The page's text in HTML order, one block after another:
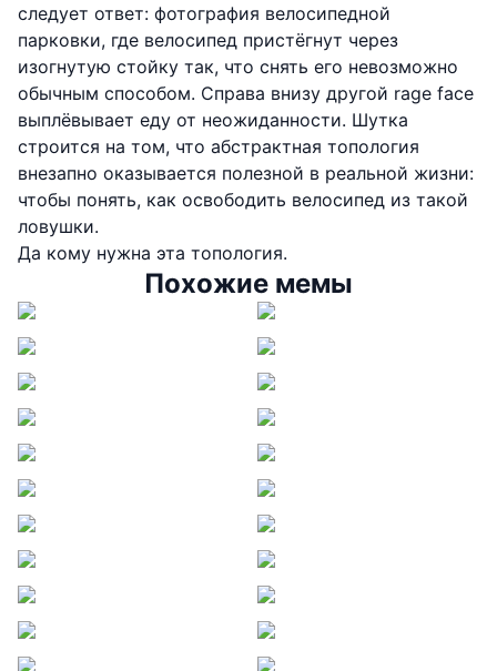
следует ответ: фотография велосипедной
парковки, где велосипед пристёгнут через
изогнутую стойку так, что снять его невозможно
обычным способом. Справа внизу другой rage face
выплёвывает еду от неожиданности. Шутка
строится на том, что абстрактная топология
внезапно оказывается полезной в реальной жизни:
чтобы понять, как освободить велосипед из такой
ловушки.
Да кому нужна эта топология.
Похожие мемы